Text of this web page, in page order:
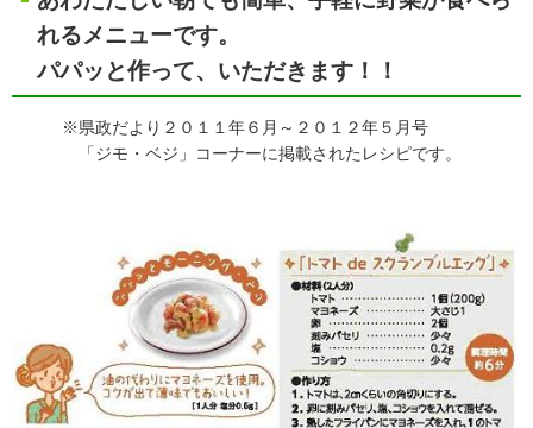
れるメニューです。
パパッと作って、いただきます！！
※県政だより２０１１年６月～２０１２年５月号
「ジモ・ベジ」コーナーに掲載されたレシピです。